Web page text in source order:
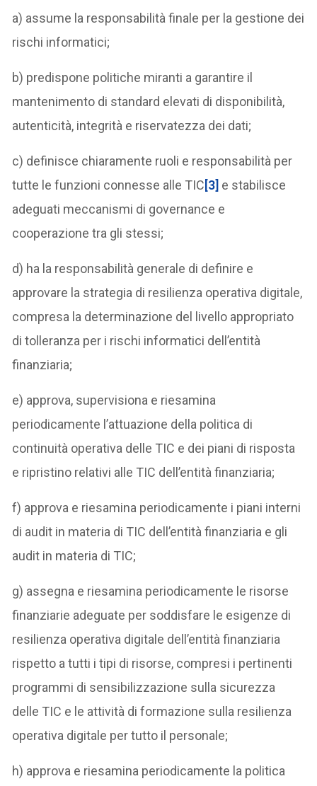
a) assume la responsabilità finale per la gestione dei
rischi informatici;
b) predispone politiche miranti a garantire il
mantenimento di standard elevati di disponibilità,
autenticità, integrità e riservatezza dei dati;
c) definisce chiaramente ruoli e responsabilità per
tutte le funzioni connesse alle TIC[3] e stabilisce
adeguati meccanismi di governance e
cooperazione tra gli stessi;
d) ha la responsabilità generale di definire e
approvare la strategia di resilienza operativa digitale,
compresa la determinazione del livello appropriato
di tolleranza per i rischi informatici dell’entità
finanziaria;
e) approva, supervisiona e riesamina
periodicamente l’attuazione della politica di
continuità operativa delle TIC e dei piani di risposta
e ripristino relativi alle TIC dell’entità finanziaria;
f) approva e riesamina periodicamente i piani interni
di audit in materia di TIC dell’entità finanziaria e gli
audit in materia di TIC;
g) assegna e riesamina periodicamente le risorse
finanziarie adeguate per soddisfare le esigenze di
resilienza operativa digitale dell’entità finanziaria
rispetto a tutti i tipi di risorse, compresi i pertinenti
programmi di sensibilizzazione sulla sicurezza
delle TIC e le attività di formazione sulla resilienza
operativa digitale per tutto il personale;
h) approva e riesamina periodicamente la politica